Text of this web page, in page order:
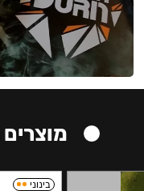
מוצרים
בינוני